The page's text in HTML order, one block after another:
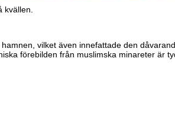
kvällen.
vilket även innefattade den
förebilden från muslimska minareter är